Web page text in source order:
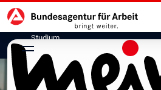
zu den Hauptinhalten springen
Hauptnavigation
Studium